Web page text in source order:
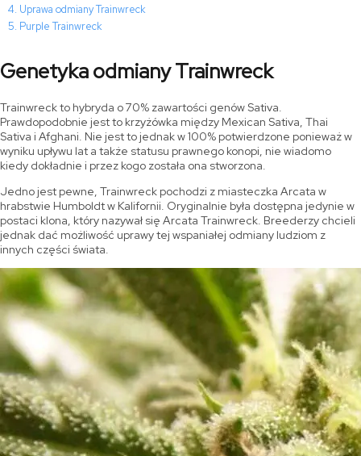
Uprawa odmiany Trainwreck
Purple Trainwreck
Genetyka odmiany Trainwreck
Trainwreck to hybryda o 70% zawartości genów Sativa.
Prawdopodobnie jest to krzyżówka między Mexican Sativa, Thai
Sativa i Afghani. Nie jest to jednak w 100% potwierdzone ponieważ w
wyniku upływu lat a także statusu prawnego konopi, nie wiadomo
kiedy dokładnie i przez kogo została ona stworzona.
Jedno jest pewne, Trainwreck pochodzi z miasteczka Arcata w
hrabstwie Humboldt w Kalifornii. Oryginalnie była dostępna jedynie w
postaci klona, który nazywał się Arcata Trainwreck. Breederzy chcieli
jednak dać możliwość uprawy tej wspaniałej odmiany ludziom z
innych części świata.